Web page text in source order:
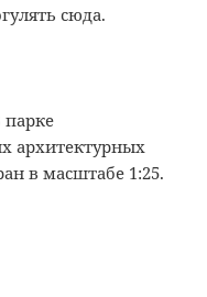
сюда.
архитектурных
в масштабе 1:25.